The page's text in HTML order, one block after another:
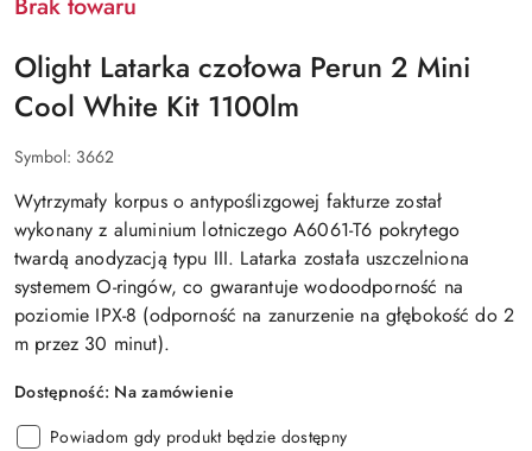
Brak towaru
Olight Latarka czołowa Perun 2 Mini
Cool White Kit 1100lm
Symbol: 3662
Wytrzymały korpus o antypoślizgowej fakturze został
wykonany z aluminium lotniczego A6061-T6 pokrytego
twardą anodyzacją typu III. Latarka została uszczelniona
systemem O-ringów, co gwarantuje wodoodporność na
poziomie IPX-8 (odporność na zanurzenie na głębokość do 2
m przez 30 minut).
Dostępność: Na zamówienie
Powiadom gdy produkt będzie dostępny